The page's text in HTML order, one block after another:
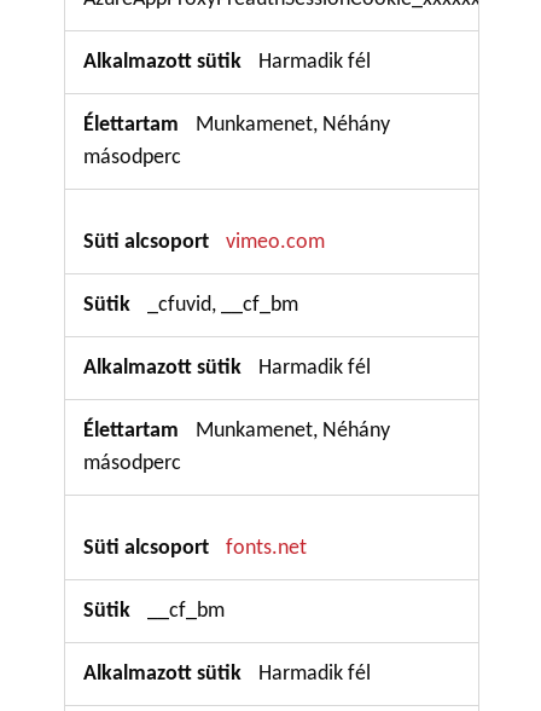
Harmadik fél
Munkamenet, Néhány
másodperc
vimeo.com
_cfuvid, __cf_bm
Harmadik fél
Munkamenet, Néhány
másodperc
fonts.net
__cf_bm
Harmadik fél